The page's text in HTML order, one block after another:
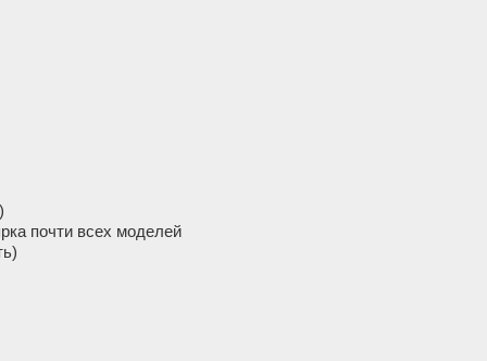
почти всех моделей